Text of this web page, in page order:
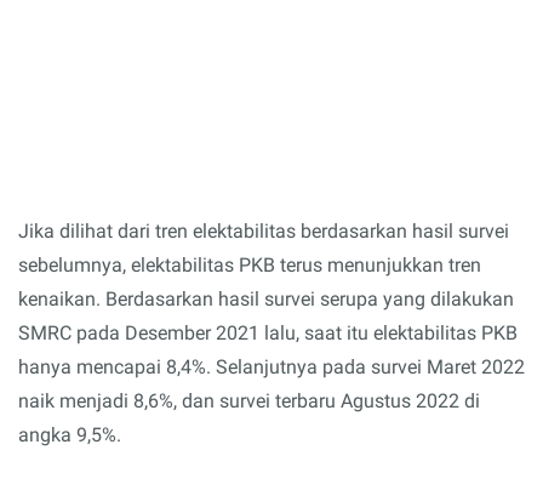
Jika dilihat dari tren elektabilitas berdasarkan hasil survei
sebelumnya, elektabilitas PKB terus menunjukkan tren
kenaikan. Berdasarkan hasil survei serupa yang dilakukan
SMRC pada Desember 2021 lalu, saat itu elektabilitas PKB
hanya mencapai 8,4%. Selanjutnya pada survei Maret 2022
naik menjadi 8,6%, dan survei terbaru Agustus 2022 di
angka 9,5%.